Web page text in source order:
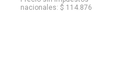
nacionales: $ 114.876